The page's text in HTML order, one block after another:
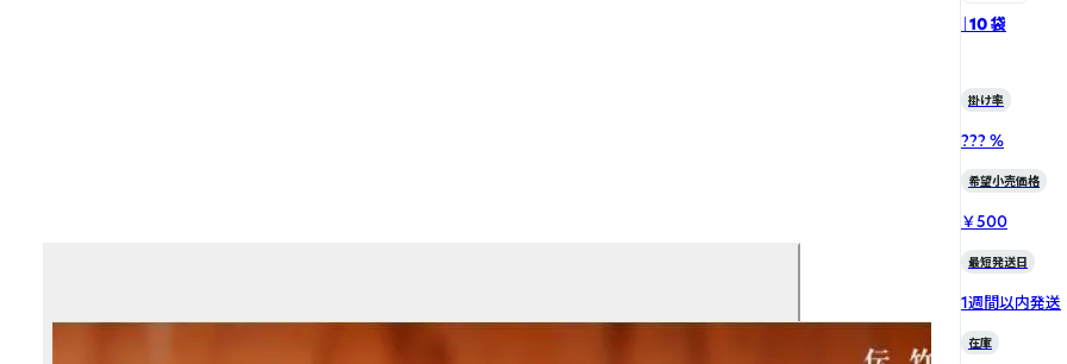
｜10 袋
掛け率
??? %
希望小売価格
￥500
最短発送日
1週間以内発送
在庫